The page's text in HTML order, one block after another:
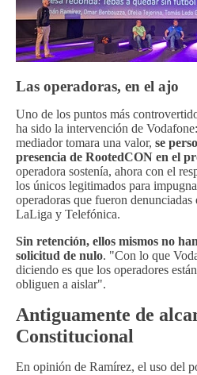
Las operadoras, en el ajo
Uno de los puntos más
ha sido la intervención de
mediador tomara una valor, se
presencia de RootedCON en el
operadora sostenía, ahora con el
los únicos legitimados para
operadoras que fueron
LaLiga y Telefónica.
Sin retención, ellos mismos no
solicitud de nulo. "Con lo que
diciendo es que los operadores
obliguen a aislar".
Antiguamente de
Constitucional
En opinión de Ramírez, el uso del